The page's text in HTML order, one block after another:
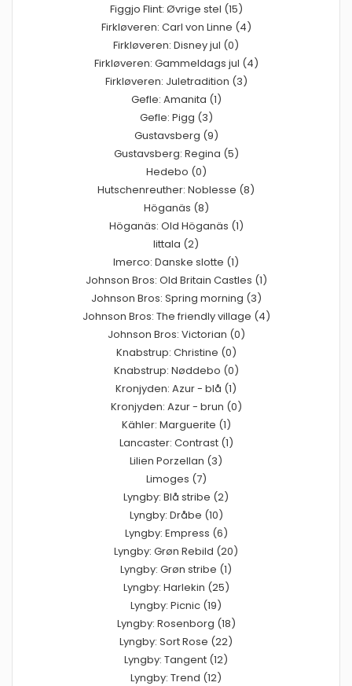
Figgjo Flint: Øvrige stel (15)
Firkløveren: Carl von Linne (4)
Firkløveren: Disney jul (0)
Firkløveren: Gammeldags jul (4)
Firkløveren: Juletradition (3)
Gefle: Amanita (1)
Gefle: Pigg (3)
Gustavsberg (9)
Gustavsberg: Regina (5)
Hedebo (0)
Hutschenreuther: Noblesse (8)
Höganäs (8)
Höganäs: Old Höganäs (1)
Iittala (2)
Imerco: Danske slotte (1)
Johnson Bros: Old Britain Castles (1)
Johnson Bros: Spring morning (3)
Johnson Bros: The friendly village (4)
Johnson Bros: Victorian (0)
Knabstrup: Christine (0)
Knabstrup: Nøddebo (0)
Kronjyden: Azur - blå (1)
Kronjyden: Azur - brun (0)
Kähler: Marguerite (1)
Lancaster: Contrast (1)
Lilien Porzellan (3)
Limoges (7)
Lyngby: Blå stribe (2)
Lyngby: Dråbe (10)
Lyngby: Empress (6)
Lyngby: Grøn Rebild (20)
Lyngby: Grøn stribe (1)
Lyngby: Harlekin (25)
Lyngby: Picnic (19)
Lyngby: Rosenborg (18)
Lyngby: Sort Rose (22)
Lyngby: Tangent (12)
Lyngby: Trend (12)